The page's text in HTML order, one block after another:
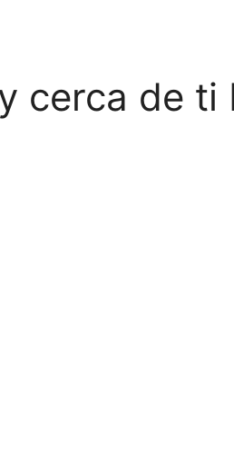
cerca de ti